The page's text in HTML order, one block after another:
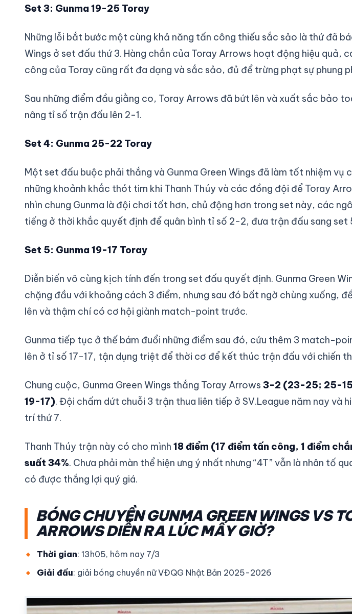
Set 3: Gunma 19-25 Toray
Những lỗi bắt bước một cùng khả năng tấn công thiếu sắc sảo là thứ đã
Wings ở set đấu thứ 3. Hàng chắn của Toray Arrows hoạt động hiệu quả,
công của Toray cũng rất đa dạng và sắc sảo, đủ để trừng phạt sự phung
Sau những điểm đầu giằng co, Toray Arrows đã bứt lên và xuất sắc bảo
nâng tỉ số trận đấu lên 2-1.
Set 4: Gunma 25-22 Toray
Một set đấu buộc phải thắng và Gunma Green Wings đã làm tốt nhiệm vụ
những khoảnh khắc thót tim khi Thanh Thúy và các đồng đội để Toray
nhìn chung Gunma là đội chơi tốt hơn, chủ động hơn trong set này, các
tiếng ở thời khắc quyết định để quân bình tỉ số 2-2, đưa trận đấu sang set
Set 5: Gunma 19-17 Toray
Diễn biến vô cùng kịch tính đến trong set đấu quyết định. Gunma Green
chặng đầu với khoảng cách 3 điểm, nhưng sau đó bất ngờ chùng xuống,
lên và thậm chí có cơ hội giành match-point trước.
Gunma tiếp tục ở thế bám đuổi những điểm sau đó, cứu thêm 3 match-
lên ở tỉ số 17-17, tận dụng triệt để thời cơ để kết thúc trận đấu với chiến
Chung cuộc, Gunma Green Wings thắng Toray Arrows 3-2 (23-25; 25-
19-17). Đội chấm dứt chuỗi 3 trận thua liên tiếp ở SV.League năm nay và
trí thứ 7.
Thanh Thúy trận này có cho mình 18 điểm (17 điểm tấn công, 1 điểm
suất 34%. Chưa phải màn thể hiện ưng ý nhất nhưng “4T” vẫn là nhân tố
có được thắng lợi quý giá.
BÓNG CHUYỀN GUNMA GREEN WINGS VS
ARROWS DIỄN RA LÚC MẤY GIỜ?
Thời gian: 13h05, hôm nay 7/3
Giải đấu: giải bóng chuyền nữ VĐQG Nhật Bản 2025-2026